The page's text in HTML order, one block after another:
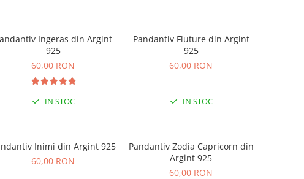
Ingeras din Argint
925
60,00 RON
IN STOC
Pandantiv Fluture din Argint
925
60,00 RON
IN STOC
Inimi din Argint 925
60,00 RON
Pandantiv Zodia Capricorn din
Argint 925
60,00 RON